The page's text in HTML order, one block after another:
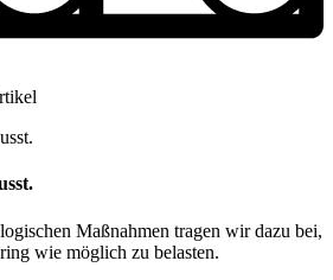
Maßnahmen tragen wir dazu bei,
wie möglich zu belasten.